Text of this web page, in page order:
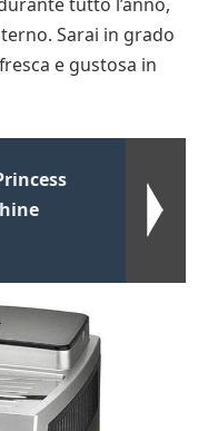
Sarai in grado
e gustosa in